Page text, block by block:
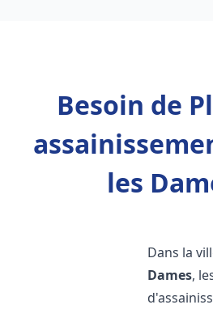
Besoin de
les
Dans la
Dames,